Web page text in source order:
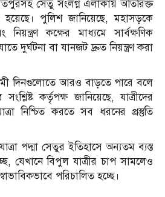
সেতু সংলগ্ন এলাকায় অতিরিক্ত
হয়েছে। পুলিশ জানিয়েছে, মহাসড়কে
কক্ষের মাধ্যমে সার্বক্ষণিক
দুর্ঘটনা বা যানজট দ্রুত নিয়ন্ত্রণ করা
দিনগুলোতে আরও বাড়তে পারে বলে
কর্তৃপক্ষ জানিয়েছে, যাত্রীদের
নিশ্চিত করতে সব ধরনের প্রস্তুতি
পদ্মা সেতুর ইতিহাসে অন্যতম ব্যস্ত
যেখানে বিপুল যাত্রীর চাপ সামলেও
পরিচালিত হচ্ছে।